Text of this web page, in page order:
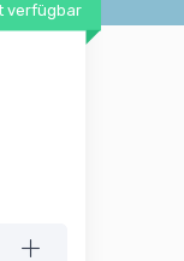
verfügbar